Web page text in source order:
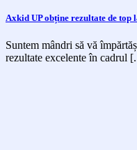
Axkid UP obține rezultate de top
Suntem mândri să vă
rezultate excelente în cadrul